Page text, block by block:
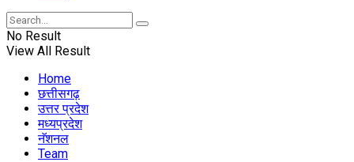
No Result
View All Result
Home
छत्तीसगढ़
उत्तर प्रदेश
मध्यप्रदेश
नॅशनल
Team